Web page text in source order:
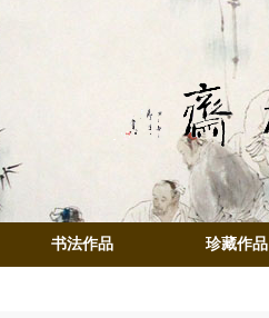
书法作品 珍藏作品